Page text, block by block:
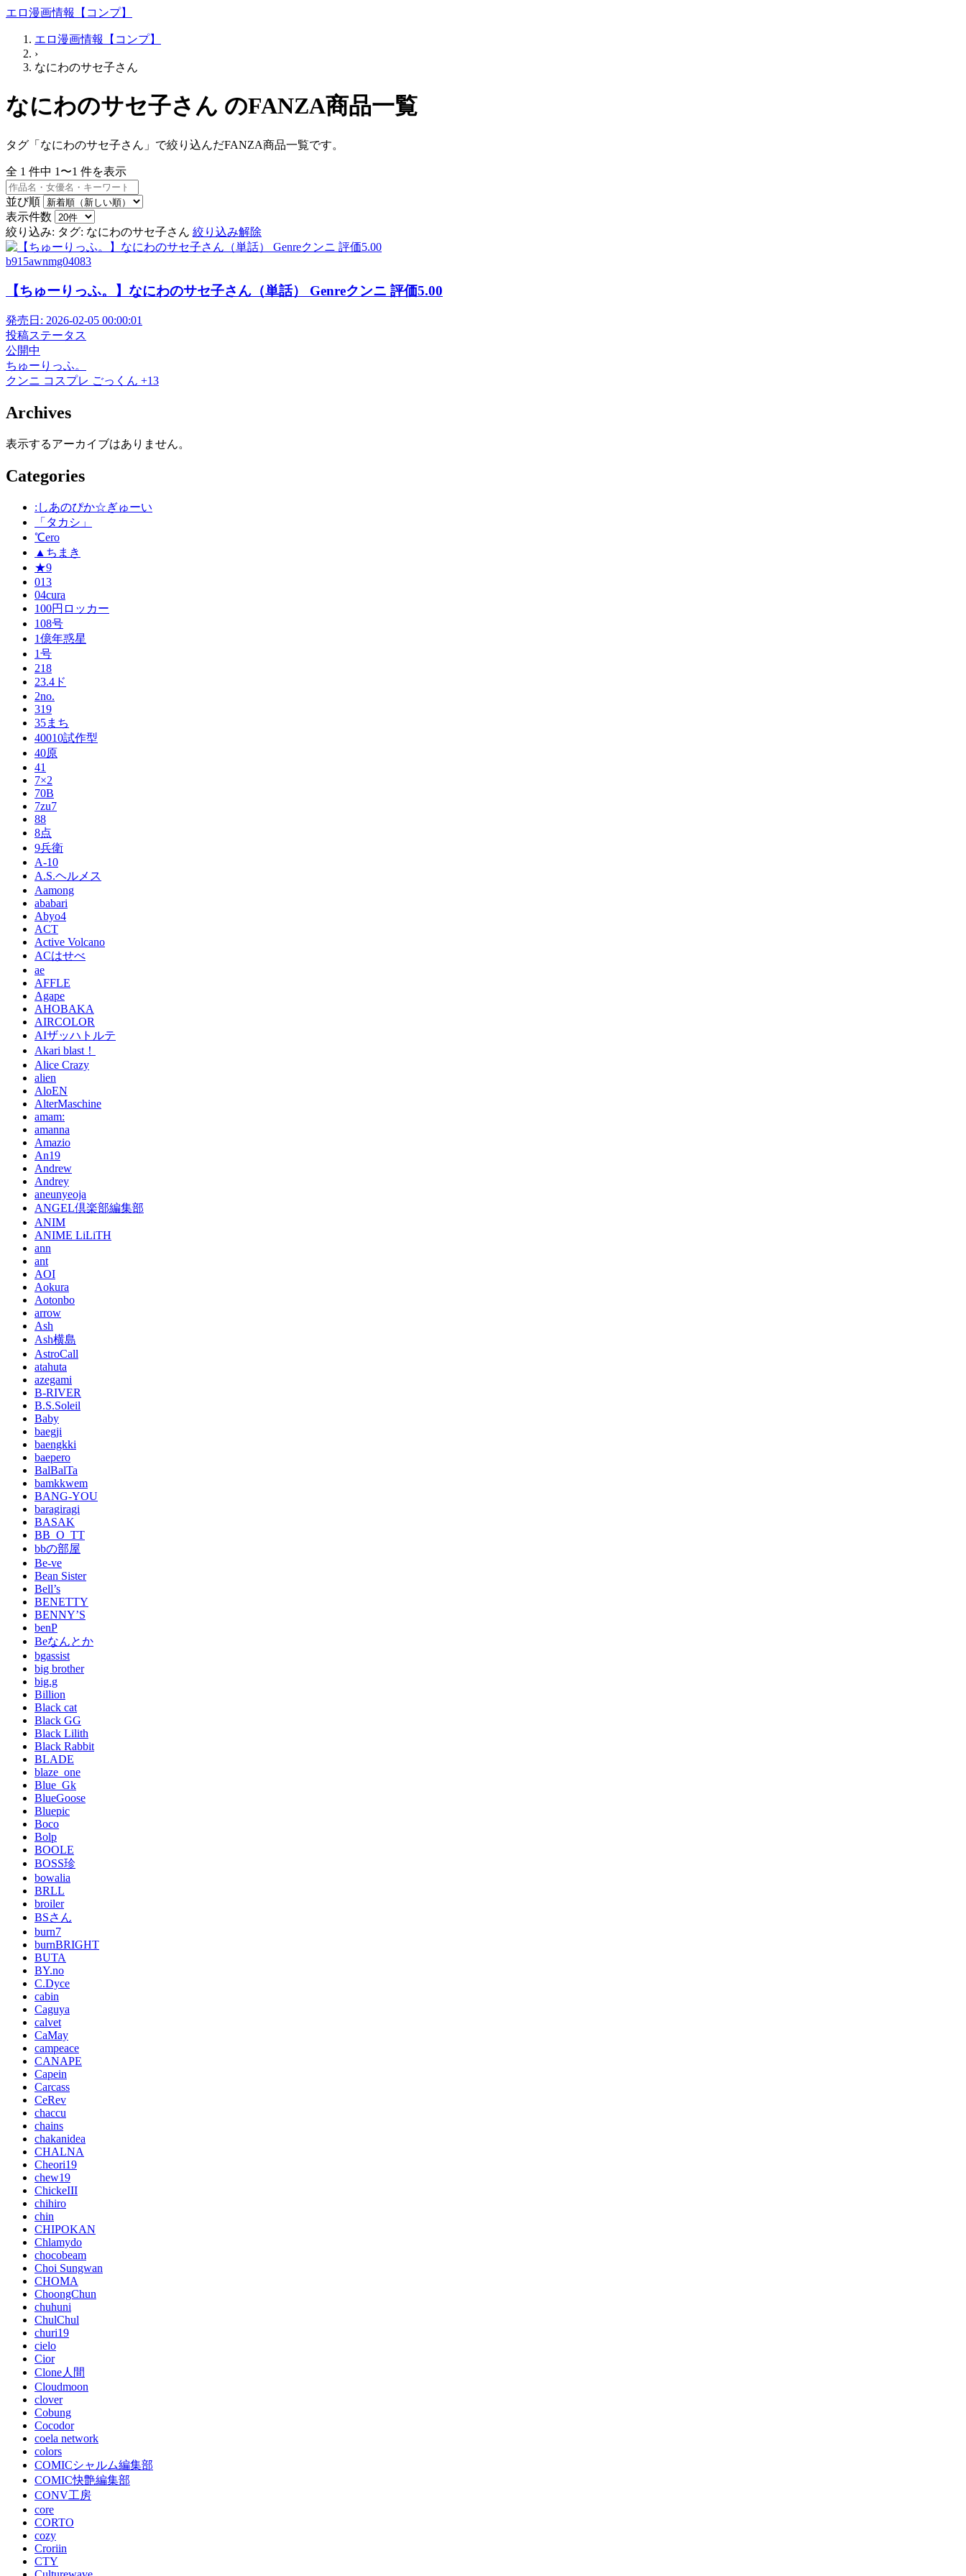
エロ漫画情報【コンプ】
エロ漫画情報【コンプ】
›
なにわのサセ子さん
なにわのサセ子さん のFANZA商品一覧
タグ「なにわのサセ子さん」で絞り込んだFANZA商品一覧です。
全 1 件中 1〜1 件を表示
並び順
表示件数
絞り込み: タグ: なにわのサセ子さん 絞り込み解除
b915awnmg04083
【ちゅーりっふ。】なにわのサセ子さん（単話） Genreクンニ 評価5.00
発売日: 2026-02-05 00:00:01
投稿ステータス
公開中
ちゅーりっふ。
クンニ コスプレ ごっくん +13
Archives
表示するアーカイブはありません。
Categories
:しあのぴか☆ぎゅーい
「タカシ」
℃ero
▲ちまき
★9
013
04cura
100円ロッカー
108号
1億年惑星
1号
218
23.4ド
2no.
319
35まち
40010試作型
40原
41
7×2
70B
7zu7
88
8点
9兵衛
A-10
A.S.ヘルメス
Aamong
ababari
Abyo4
ACT
Active Volcano
ACはせべ
ae
AFFLE
Agape
AHOBAKA
AIRCOLOR
AIザッハトルテ
Akari blast！
Alice Crazy
alien
AloEN
AlterMaschine
amam:
amanna
Amazio
An19
Andrew
Andrey
aneunyeoja
ANGEL倶楽部編集部
ANIM
ANIME LiLiTH
ann
ant
AOI
Aokura
Aotonbo
arrow
Ash
Ash横島
AstroCall
atahuta
azegami
B-RIVER
B.S.Soleil
Baby
baegji
baengkki
baepero
BalBalTa
bamkkwem
BANG-YOU
baragiragi
BASAK
BB_O_TT
bbの部屋
Be-ve
Bean Sister
Bell’s
BENETTY
BENNY’S
benP
Beなんとか
bgassist
big brother
big.g
Billion
Black cat
Black GG
Black Lilith
Black Rabbit
BLADE
blaze_one
Blue_Gk
BlueGoose
Bluepic
Boco
Bolp
BOOLE
BOSS珍
bowalia
BRLL
broiler
BSさん
burn7
burnBRIGHT
BUTA
BY.no
C.Dyce
cabin
Caguya
calvet
CaMay
campeace
CANAPE
Capein
Carcass
CeRev
chaccu
chains
chakanidea
CHALNA
Cheori19
chew19
ChickeIII
chihiro
chin
CHIPOKAN
Chlamydo
chocobeam
Choi Sungwan
CHOMA
ChoongChun
chuhuni
ChulChul
churi19
cielo
Cior
Clone人間
Cloudmoon
clover
Cobung
Cocodor
coela network
colors
COMICシャルム編集部
COMIC快艶編集部
CONV工房
core
CORTO
cozy
Croriin
CTY